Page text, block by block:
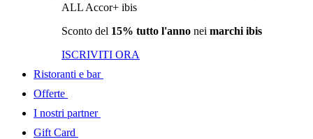
ALL Accor+ ibis
Sconto del 15% tutto l'anno nei marchi ibis
ISCRIVITI ORA
Ristoranti e bar
Offerte
I nostri partner
Gift Card